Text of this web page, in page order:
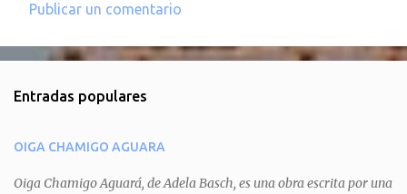
r
i
s
Publicar un comentario
Entradas populares
OIGA CHAMIGO AGUARA
Oiga Chamigo Aguará, de Adela Basch, es una obra escrita por una